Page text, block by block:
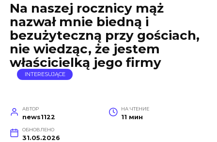
Na naszej rocznicy mąż
nazwał mnie biedną i
bezużyteczną przy gościach,
nie wiedząc, że jestem
właścicielką jego firmy
INTERESUJĄCE
АВТОР
news1122
НА ЧТЕНИЕ
11 мин
ОБНОВЛЕНО
31.05.2026